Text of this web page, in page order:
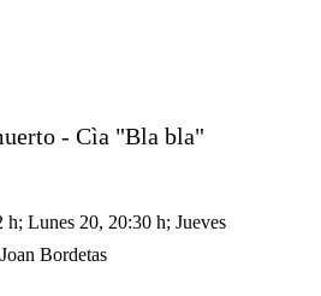
- Cìa "Bla bla"
Lunes 20, 20:30 h; Jueves
Bordetas